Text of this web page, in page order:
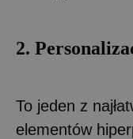
2.
To jeden z
elementów